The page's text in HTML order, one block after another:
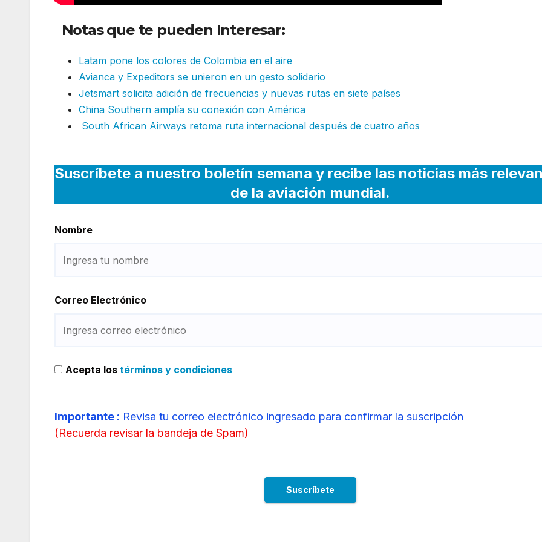
Notas que te pueden Interesar:
Latam pone los colores de Colombia en el aire
Avianca y Expeditors se unieron en un gesto solidario
Jetsmart solicita adición de frecuencias y nuevas rutas en siete países
China Southern amplía su conexión con América
South African Airways retoma ruta internacional después de cuatro años
Suscríbete a nuestro boletín semana y recibe las noticias más
de la aviación mundial.
Nombre
Correo Electrónico
Acepta los términos y condiciones
Importante : Revisa tu correo electrónico ingresado para confirmar la suscripción
(Recuerda revisar la bandeja de Spam)